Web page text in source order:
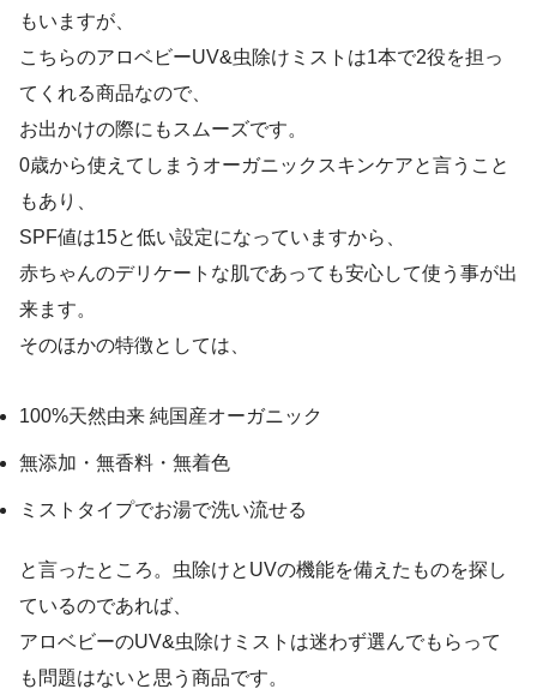
もいますが、
こちらのアロベビーUV&虫除けミストは1本で2役を担っ
てくれる商品なので、
お出かけの際にもスムーズです。
0歳から使えてしまうオーガニックスキンケアと言うこと
もあり、
SPF値は15と低い設定になっていますから、
赤ちゃんのデリケートな肌であっても安心して使う事が出
来ます。
そのほかの特徴としては、
100%天然由来 純国産オーガニック
無添加・無香料・無着色
ミストタイプでお湯で洗い流せる
と言ったところ。虫除けとUVの機能を備えたものを探し
ているのであれば、
アロベビーのUV&虫除けミストは迷わず選んでもらって
も問題はないと思う商品です。